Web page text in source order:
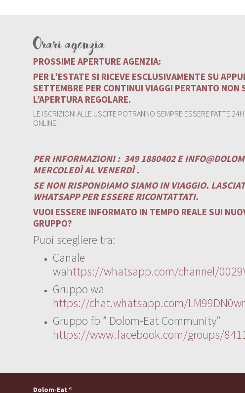
Orari agenzia
PROSSIME APERTURE AGENZIA:
PER L’ESTATE SI RICEVE ESCLUSIVAMENTE SU
SETTEMBRE PER CONTINUI VIAGGI PERTANTO NON
L’APERTURA REGOLARE.
LE ISCRIZIONI ALLE USCITE POTRANNO SEMPRE ESSERE FATTE
ONLINE.
PER INFORMAZIONI : 349 1880402 E
MERCOLEDÌ AL VENERDÌ .
SE NON RISPONDIAMO SIAMO IN VIAGGIO.
WHATSAPP PER ESSERE RICONTATTATI.
VUOI ESSERE INFORMATO IN TEMPO REALE SUI
GRUPPO?
Puoi scegliere tra:
Canale
wahttps://whatsapp.com/channel/
Gruppo wa
https://chat.whatsapp.com/
Gruppo fb ” Dolom-Eat Community”
https://www.facebook.com/groups/
Dolom-Eat ®